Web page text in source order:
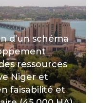
d’un schéma
ressources
Niger et
faisabilité et